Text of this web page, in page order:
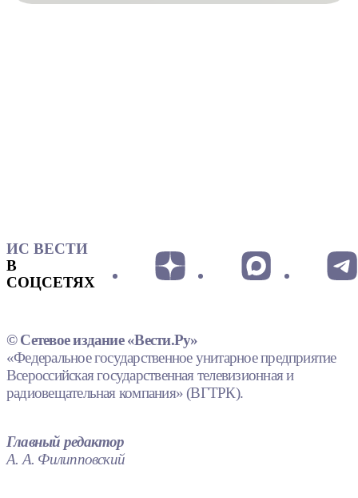
ИС ВЕСТИ
В
СОЦСЕТЯХ
© Сетевое издание «Вести.Ру»
«Федеральное государственное унитарное предприятие
Всероссийская государственная телевизионная и
радиовещательная компания» (ВГТРК).
Главный редактор
А. А. Филипповский